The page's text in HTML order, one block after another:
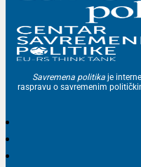
Savremena politika je
raspravu o savremenim